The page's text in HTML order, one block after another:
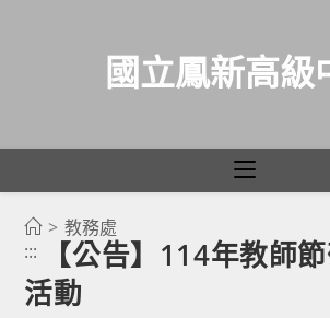
國立鳳新高級
> 教務處
:::
【公告】114年教師
活動